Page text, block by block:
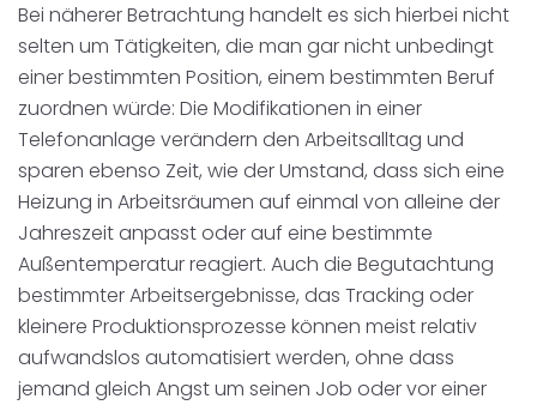
Bei näherer Betrachtung handelt es sich hierbei nicht
selten um Tätigkeiten, die man gar nicht unbedingt
einer bestimmten Position, einem bestimmten Beruf
zuordnen würde: Die Modifikationen in einer
Telefonanlage verändern den Arbeitsalltag und
sparen ebenso Zeit, wie der Umstand, dass sich eine
Heizung in Arbeitsräumen auf einmal von alleine der
Jahreszeit anpasst oder auf eine bestimmte
Außentemperatur reagiert. Auch die Begutachtung
bestimmter Arbeitsergebnisse, das Tracking oder
kleinere Produktionsprozesse können meist relativ
aufwandslos automatisiert werden, ohne dass
jemand gleich Angst um seinen Job oder vor einer